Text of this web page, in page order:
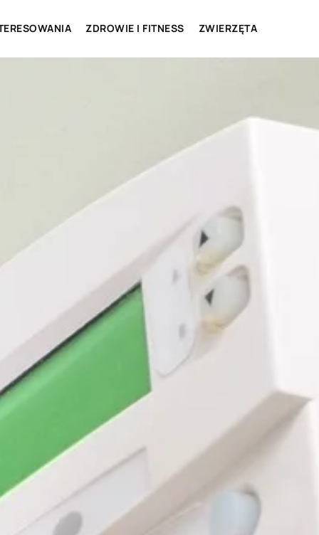
ZDROWIE I FITNESS ZWIERZĘTA